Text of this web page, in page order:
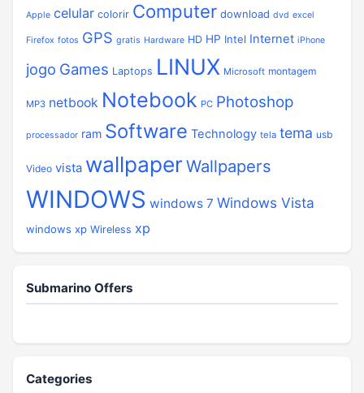
Apple celular colorir Computer download dvd excel
Firefox fotos GPS gratis Hardware HD HP Intel Internet iPhone
jogo Games Laptops LINUX Microsoft montagem
MP3 netbook Notebook PC Photoshop
processador ram Software Technology tela tema usb
Video vista wallpaperWallpapers
WINDOWS windows 7 Windows Vista
windows xp Wireless xp
Submarino Offers
Categories